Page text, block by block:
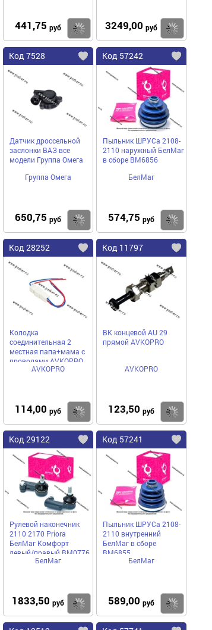
441,75 руб Купить
3249,00 руб
Код 7528
Датчик дроссельной
заслонки ВАЗ все
модели Группа Омега
Группа Омега
650,75 руб Купить
Код 57242
Пыльник ШРУСа 2108-
2110 наружный БелМаг
в сборе BM6856
БелМаг
574,75 руб
Код 28252
Колодка
соединительная 2
местная папа+мама с
проводами AVKOPRO
AVKOPRO
114,00 руб Купить
Код 11797
ВК концевой AU 29
прямой AVKOPRO
AVKOPRO
123,50 руб
Код 29122
Рулевой наконечник
2110 2170 Priora
БелМаг Комфорт
левый/правый BM0776
БелМаг
1833,50 руб Купить
Код 57241
Пыльник ШРУСа 2108-
2110 внутренний
БелМаг в сборе
BM6855
БелМаг
589,00 руб